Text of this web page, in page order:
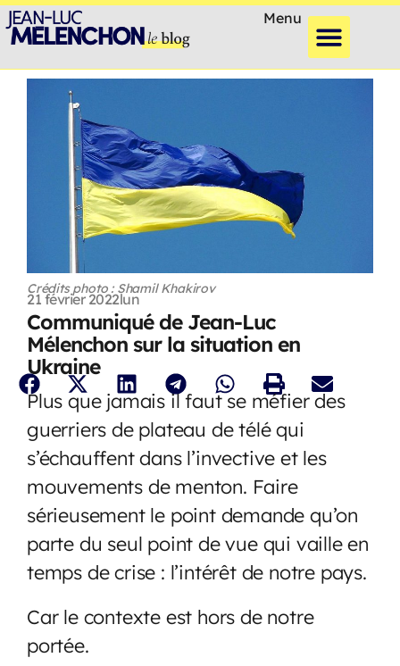
Menu
Crédits photo : Shamil Khakirov
21 février 2022lun
Communiqué de Jean-Luc
Mélenchon sur la situation en
Ukraine
Plus que jamais il faut se méfier des
guerriers de plateau de télé qui
s’échauffent dans l’invective et les
mouvements de menton. Faire
sérieusement le point demande qu’on
parte du seul point de vue qui vaille en
temps de crise : l’intérêt de notre pays.
Car le contexte est hors de notre
portée.